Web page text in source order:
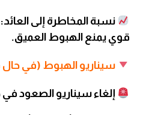
نسبة المخاطرة إلى
قوي يمنع الهبوط العميق.
سيناريو الهبوط (في
إلغاء سيناريو الصعود